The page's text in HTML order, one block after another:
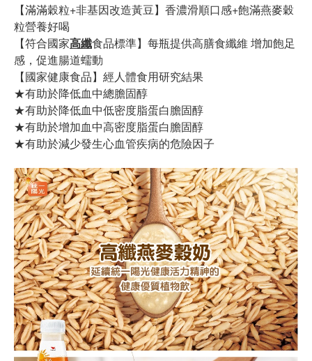
【滿滿穀粒+非基因改造黃豆】香濃滑順口感+飽滿燕麥穀
粒營養好喝
【符合國家高纖食品標準】每瓶提供高膳食纖維 增加飽足
感，促進腸道蠕動
【國家健康食品】經人體食用研究結果
★有助於降低血中總膽固醇
★有助於降低血中低密度脂蛋白膽固醇
★有助於增加血中高密度脂蛋白膽固醇
★有助於減少發生心血管疾病的危險因子